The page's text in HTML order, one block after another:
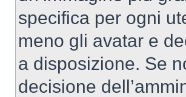
specifica per ogni
meno gli avatar e
a disposizione. Se
decisione